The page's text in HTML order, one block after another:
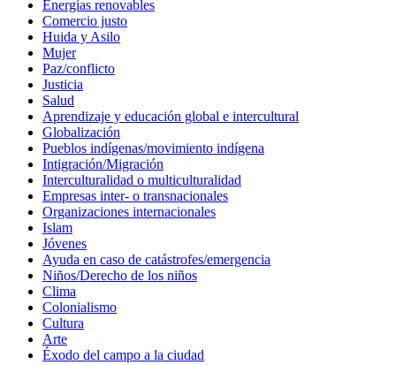
Energías renovables
Comercio justo
Huida y Asilo
Mujer
Paz/conflicto
Justicia
Salud
Aprendizaje y educación global e intercultural
Globalización
Pueblos indígenas/movimiento indígena
Intigración/Migración
Interculturalidad o multiculturalidad
Empresas inter- o transnacionales
Organizaciones internacionales
Islam
Jóvenes
Ayuda en caso de catástrofes/emergencia
Niños/Derecho de los niños
Clima
Colonialismo
Cultura
Arte
Éxodo del campo a la ciudad